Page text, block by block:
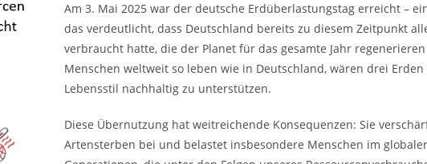
Am 3. Mai 2025 war der deutsche Erdüberlastungstag erreicht –
das verdeutlicht, dass Deutschland bereits zu diesem Zeitpunkt
verbraucht hatte, die der Planet für das gesamte Jahr
Menschen weltweit so leben wie in Deutschland, wären drei
Lebensstil nachhaltig zu unterstützen.
Diese Übernutzung hat weitreichende Konsequenzen: Sie
Artensterben bei und belastet insbesondere Menschen im